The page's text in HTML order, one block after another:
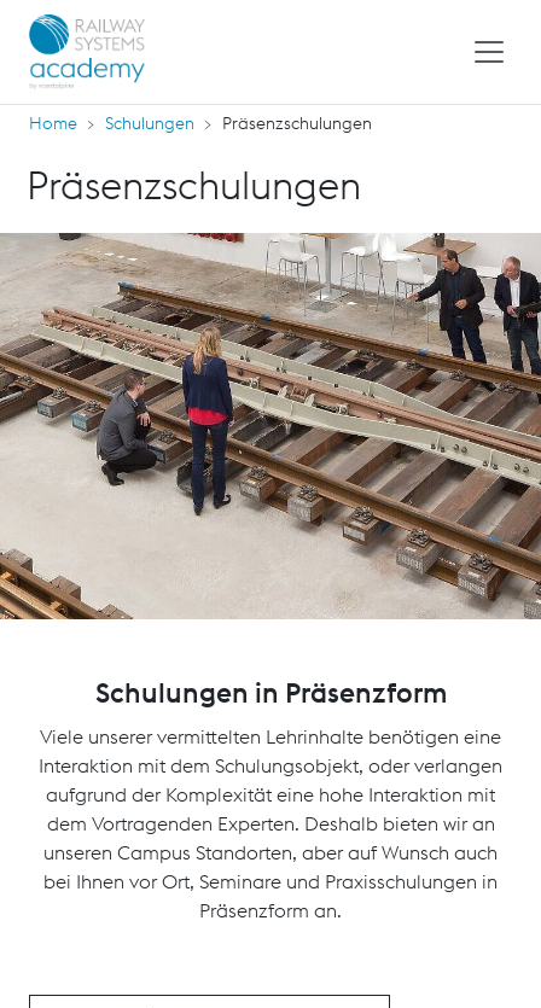
Home Schulungen Präsenzschulungen
Präsenzschulungen
Schulungen in Präsenzform
Viele unserer vermittelten Lehrinhalte benötigen eine
Interaktion mit dem Schulungsobjekt, oder verlangen
aufgrund der Komplexität eine hohe Interaktion mit
dem Vortragenden Experten. Deshalb bieten wir an
unseren Campus Standorten, aber auf Wunsch auch
bei Ihnen vor Ort, Seminare und Praxisschulungen in
Präsenzform an.